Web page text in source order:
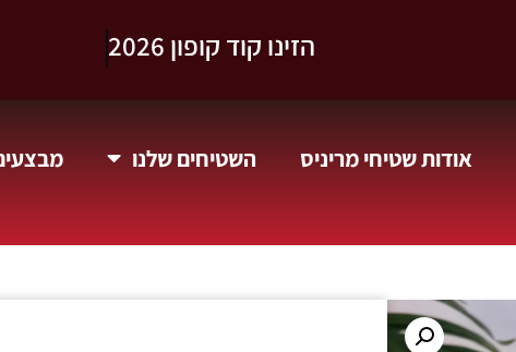
וקבלו 10% הנחה.
אודות שטיחי מריניס השטיחים שלנו